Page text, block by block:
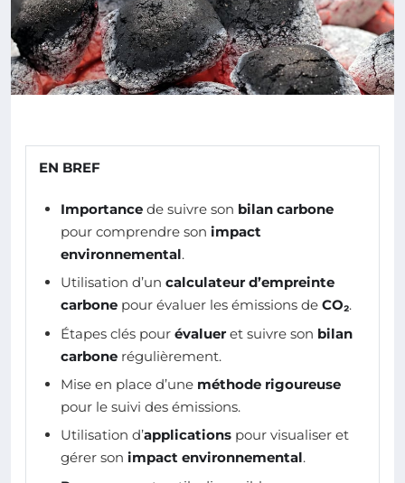
EN BREF
Importance de suivre son bilan carbone
pour comprendre son impact
environnemental.
Utilisation d’un calculateur d’empreinte
carbone pour évaluer les émissions de CO₂.
Étapes clés pour évaluer et suivre son bilan
carbone régulièrement.
Mise en place d’une méthode rigoureuse
pour le suivi des émissions.
Utilisation d’applications pour visualiser et
gérer son impact environnemental.